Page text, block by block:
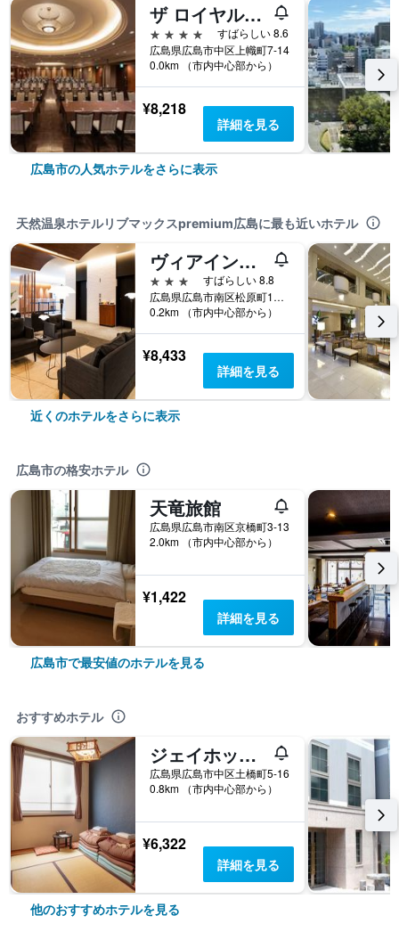
ザ ロイヤルパークホテル 広島 リバーサイド
4つ星
すばらしい 8.6
広島県広島市中区上幟町7-14
0.0km （市内中心部から）
¥8,218
詳細を見る
広島市の人気ホテルをさらに表示
天然温泉ホテルリブマックスpremium広島に最も近いホテル
ヴィアインプライム広島新幹線口紅葉の湯 (JR西日本グループ)
3つ星
すばらしい 8.8
広島県広島市南区松原町1番6号
0.2km （市内中心部から）
¥8,433
詳細を見る
近くのホテルをさらに表示
広島市の格安ホテル
天竜旅館
広島県広島市南区京橋町3-13
2.0km （市内中心部から）
¥1,422
詳細を見る
広島市で最安値のホテルを見る
おすすめホテル
ジェイホッパーズ広島ゲストハウス
広島県広島市中区土橋町5-16
0.8km （市内中心部から）
¥6,322
詳細を見る
他のおすすめホテルを見る